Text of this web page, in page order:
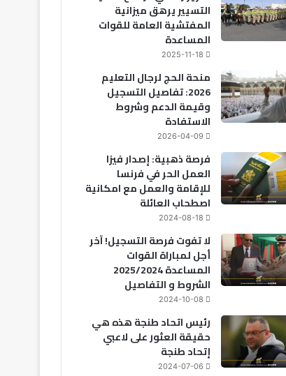
التسيير يرهق ميزانية
المفتشية العامة للقوات
المساعدة
2025-11-18
منحة الحج لرجال التعليم
2026: تفاصيل التسجيل
وقيمة الدعم وشروط
الاستفادة
2026-04-09
فرصة ذهبية: إصدار فيزا
العمل الحر في فرنسا
للإقامة والعمل مع امكانية
اصطحاب العائلة
2024-08-18
لا تفوت فرصة التسجيل! آخر
أجل لمباراة القوات
المساعدة 2025/2024
الشروط و التفاصيل
2024-10-08
رئيس اتحاد طنجة هذه هي
حقيقة العثور على لاعبي
إتحاد طنجة
2024-07-06